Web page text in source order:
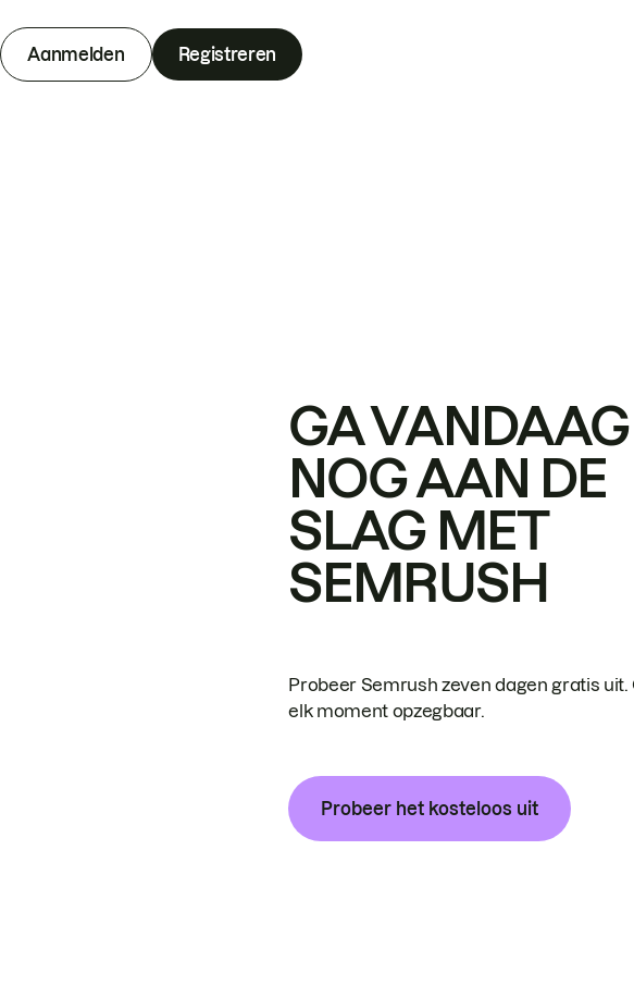
Aanmelden Registreren
GA VANDAAG
NOG AAN DE
SLAG MET
SEMRUSH
Probeer Semrush zeven dagen gratis uit.
elk moment opzegbaar.
Probeer het kosteloos uit